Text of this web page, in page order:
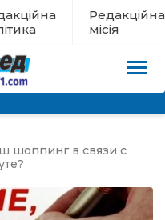
Редакційна
місія
шоппинг в связи с